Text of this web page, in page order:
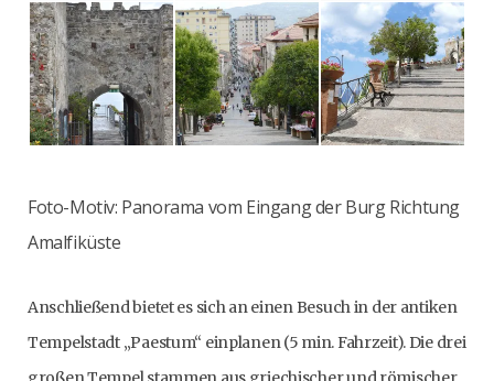
Foto-Motiv: Panorama vom Eingang der Burg Richtung
Amalfiküste
Anschließend bietet es sich an einen Besuch in der antiken
Tempelstadt „Paestum“ einplanen (5 min. Fahrzeit). Die drei